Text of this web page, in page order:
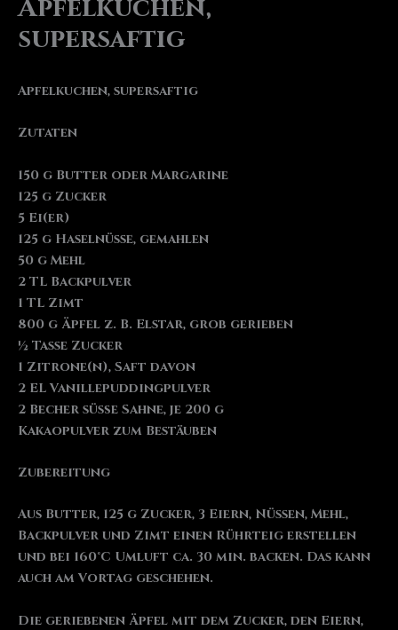
Apfelkuchen,
supersaftig
Apfelkuchen, supersaftig
Zutaten
150 g Butter oder Margarine
125 g Zucker
5 Ei(er)
125 g Haselnüsse, gemahlen
50 g Mehl
2 TL Backpulver
1 TL Zimt
800 g Äpfel z. B. Elstar, grob gerieben
½ Tasse Zucker
1 Zitrone(n), Saft davon
2 EL Vanillepuddingpulver
2 Becher süße Sahne, je 200 g
Kakaopulver zum Bestäuben
Zubereitung
Aus Butter, 125 g Zucker, 3 Eiern, Nüssen, Mehl,
Backpulver und Zimt einen Rührteig erstellen
und bei 160°C Umluft ca. 30 min. backen. Das kann
auch am Vortag geschehen.
Die geriebenen Äpfel mit dem Zucker, den Eiern,